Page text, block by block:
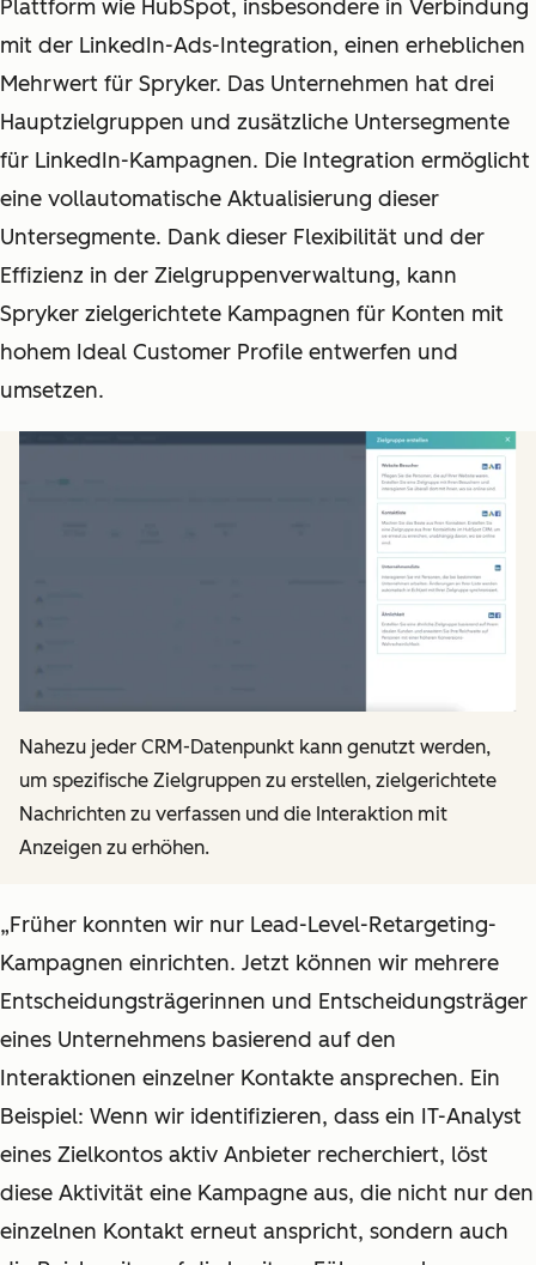
Plattform wie HubSpot, insbesondere in Verbindung
mit der LinkedIn-Ads-Integration, einen erheblichen
Mehrwert für Spryker. Das Unternehmen hat drei
Hauptzielgruppen und zusätzliche Untersegmente
für LinkedIn-Kampagnen. Die Integration ermöglicht
eine vollautomatische Aktualisierung dieser
Untersegmente. Dank dieser Flexibilität und der
Effizienz in der Zielgruppenverwaltung, kann
Spryker zielgerichtete Kampagnen für Konten mit
hohem Ideal Customer Profile entwerfen und
umsetzen.
Nahezu jeder CRM-Datenpunkt kann genutzt werden,
um spezifische Zielgruppen zu erstellen, zielgerichtete
Nachrichten zu verfassen und die Interaktion mit
Anzeigen zu erhöhen.
„Früher konnten wir nur Lead-Level-Retargeting-
Kampagnen einrichten. Jetzt können wir mehrere
Entscheidungsträgerinnen und Entscheidungsträger
eines Unternehmens basierend auf den
Interaktionen einzelner Kontakte ansprechen. Ein
Beispiel: Wenn wir identifizieren, dass ein IT-Analyst
eines Zielkontos aktiv Anbieter recherchiert, löst
diese Aktivität eine Kampagne aus, die nicht nur den
einzelnen Kontakt erneut anspricht, sondern auch